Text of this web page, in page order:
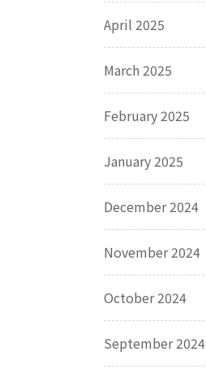
April 2025
March 2025
February 2025
January 2025
December 2024
November 2024
October 2024
September 2024